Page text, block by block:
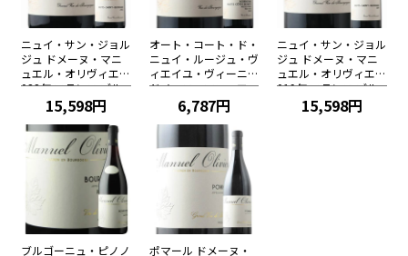
ニュイ・サン・ジョル
ジュ ドメーヌ・マニ
ュエル・オリヴィエ 2
022年 フランス ブル
ゴーニュ 赤ワイン ミ
ディアムボディ 750m
15,598円
オート・コート・ド・
ニュイ・ルージュ・ヴ
ィエイユ・ヴィーニュ
ドメーヌ・マニュエ
ル・オリヴィエ 2022
年 フランス ブルゴー
ニュ 赤ワイン ミディ
アムボディ 750ml
6,787円
ニュイ・サン・ジョル
ジュ ドメーヌ・マニ
ュエル・オリヴィエ 2
019年 フランス ブル
ゴーニュ 赤ワイン ミ
ディアムボディ 750m
15,598円
ブルゴーニュ・ピノノ
ポマール ドメーヌ・